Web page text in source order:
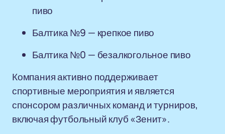
пиво
Балтика №9 — крепкое пиво
Балтика №0 — безалкогольное пиво
Компания активно поддерживает
спортивные мероприятия и является
спонсором различных команд и турниров,
включая футбольный клуб «Зенит».